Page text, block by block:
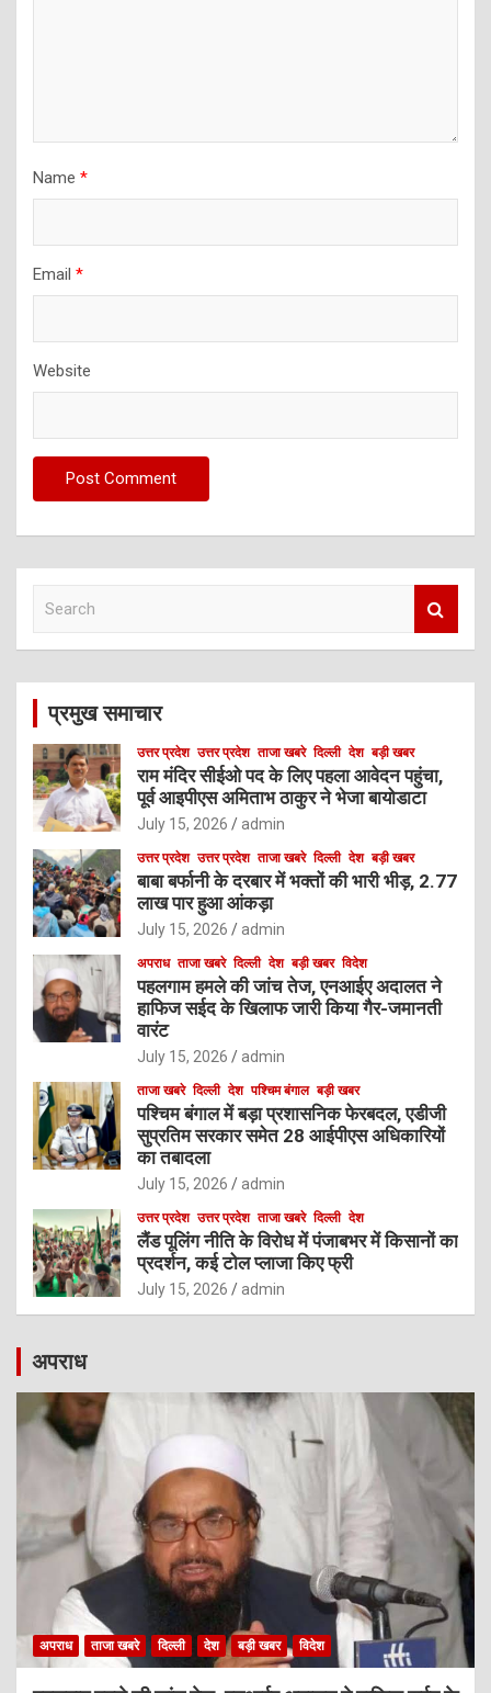
Name *
Email *
Website
c
प्रमुख समाचार
उत्तर प्रदेश उत्तर प्रदेश ताजा खबरे दिल्ली देश बड़ी खबर
राम मंदिर सीईओ पद के लिए पहला आवेदन पहुंचा,
पूर्व आइपीएस अमिताभ ठाकुर ने भेजा बायोडाटा
July 15, 2026 admin
उत्तर प्रदेश उत्तर प्रदेश ताजा खबरे दिल्ली देश बड़ी खबर
बाबा बर्फानी के दरबार में भक्तों की भारी भीड़, 2.77
लाख पार हुआ आंकड़ा
July 15, 2026 admin
अपराध ताजा खबरे दिल्ली देश बड़ी खबर विदेश
पहलगाम हमले की जांच तेज, एनआईए अदालत ने
हाफिज सईद के खिलाफ जारी किया गैर-जमानती
वारंट
July 15, 2026 admin
ताजा खबरे दिल्ली देश पश्चिम बंगाल बड़ी खबर
पश्चिम बंगाल में बड़ा प्रशासनिक फेरबदल, एडीजी
सुप्रतिम सरकार समेत 28 आईपीएस अधिकारियों
का तबादला
July 15, 2026 admin
उत्तर प्रदेश उत्तर प्रदेश ताजा खबरे दिल्ली देश
लैंड पूलिंग नीति के विरोध में पंजाबभर में किसानों का
प्रदर्शन, कई टोल प्लाजा किए फ्री
July 15, 2026 admin
अपराध
अपराध ताजा खबरे दिल्ली देश बड़ी खबर विदेश